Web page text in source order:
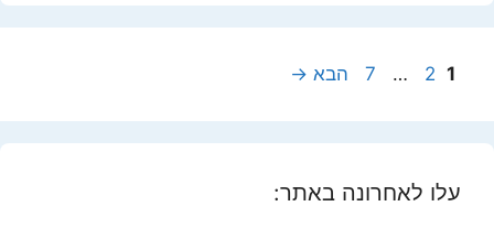
עמוד
1 עמוד
2
… עמוד
7 הבא →
עלו לאחרונה באתר: